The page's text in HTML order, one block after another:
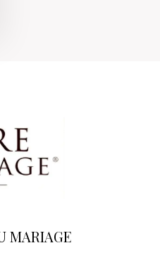
MARIAGE